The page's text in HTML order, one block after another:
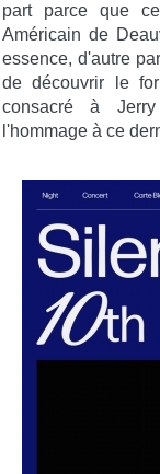
part parce que
Américain de
essence, d'autre
de découvrir le
consacré à
l'hommage à ce